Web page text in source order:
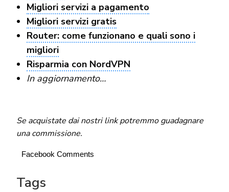
Migliori servizi a pagamento
Migliori servizi gratis
Router: come funzionano e quali sono i
migliori
Risparmia con NordVPN
In aggiornamento…
Se acquistate dai nostri link potremmo guadagnare
una commissione.
Facebook Comments
Tags